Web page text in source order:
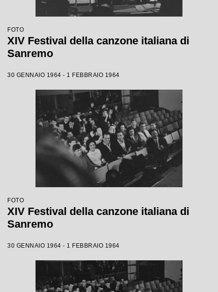
FOTO
XIV Festival della canzone italiana di
Sanremo
30 GENNAIO 1964 - 1 FEBBRAIO 1964
FOTO
XIV Festival della canzone italiana di
Sanremo
30 GENNAIO 1964 - 1 FEBBRAIO 1964